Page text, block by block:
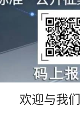
欢迎与我